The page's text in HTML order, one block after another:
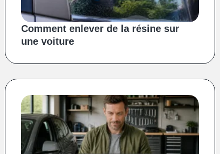
Comment enlever de la résine sur
une voiture